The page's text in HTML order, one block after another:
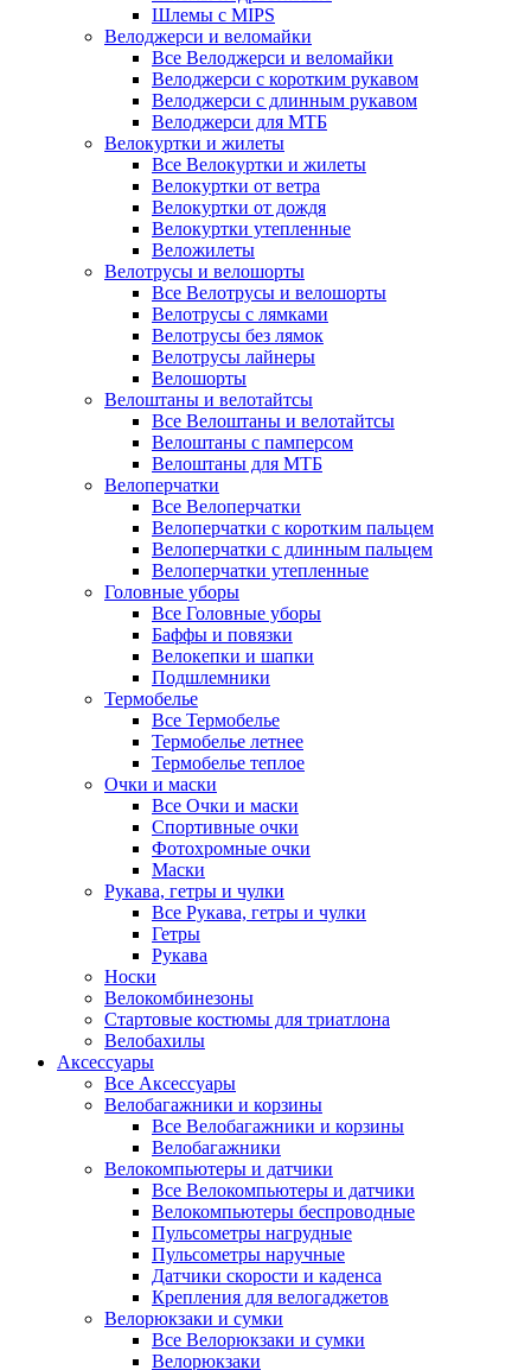
Шлемы с MIPS
Велоджерси и веломайки
Все Велоджерси и веломайки
Велоджерси с коротким рукавом
Велоджерси с длинным рукавом
Велоджерси для МТБ
Велокуртки и жилеты
Все Велокуртки и жилеты
Велокуртки от ветра
Велокуртки от дождя
Велокуртки утепленные
Веложилеты
Велотрусы и велошорты
Все Велотрусы и велошорты
Велотрусы с лямками
Велотрусы без лямок
Велотрусы лайнеры
Велошорты
Велоштаны и велотайтсы
Все Велоштаны и велотайтсы
Велоштаны с памперсом
Велоштаны для МТБ
Велоперчатки
Все Велоперчатки
Велоперчатки с коротким пальцем
Велоперчатки с длинным пальцем
Велоперчатки утепленные
Головные уборы
Все Головные уборы
Баффы и повязки
Велокепки и шапки
Подшлемники
Термобелье
Все Термобелье
Термобелье летнее
Термобелье теплое
Очки и маски
Все Очки и маски
Спортивные очки
Фотохромные очки
Маски
Рукава, гетры и чулки
Все Рукава, гетры и чулки
Гетры
Рукава
Носки
Велокомбинезоны
Стартовые костюмы для триатлона
Велобахилы
Аксессуары
Все Аксессуары
Велобагажники и корзины
Все Велобагажники и корзины
Велобагажники
Велокомпьютеры и датчики
Все Велокомпьютеры и датчики
Велокомпьютеры беспроводные
Пульсометры нагрудные
Пульсометры наручные
Датчики скорости и каденса
Крепления для велогаджетов
Велорюкзаки и сумки
Все Велорюкзаки и сумки
Велорюкзаки